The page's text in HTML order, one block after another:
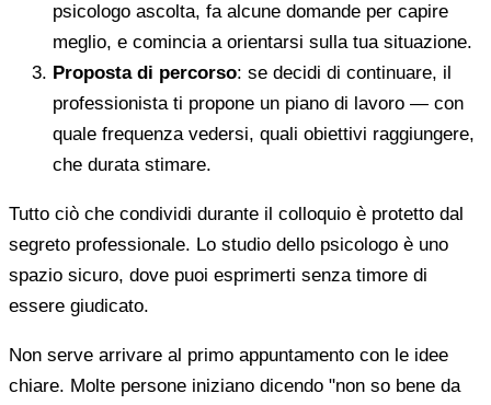
psicologo ascolta, fa alcune domande per capire
meglio, e comincia a orientarsi sulla tua situazione.
Proposta di percorso: se decidi di continuare, il
professionista ti propone un piano di lavoro — con
quale frequenza vedersi, quali obiettivi raggiungere,
che durata stimare.
Tutto ciò che condividi durante il colloquio è protetto dal
segreto professionale. Lo studio dello psicologo è uno
spazio sicuro, dove puoi esprimerti senza timore di
essere giudicato.
Non serve arrivare al primo appuntamento con le idee
chiare. Molte persone iniziano dicendo "non so bene da